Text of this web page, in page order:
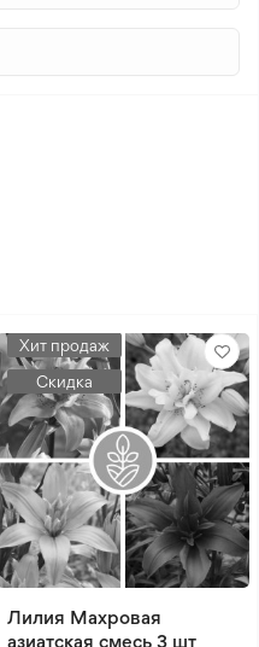
Хит продаж
Скидка
Лилия Махровая
азиатская смесь 3 шт